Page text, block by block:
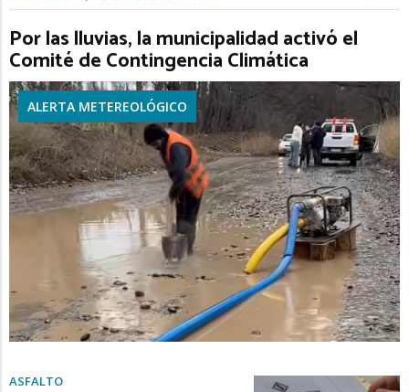
Por las lluvias, la municipalidad activó el
Comité de Contingencia Climática
ALERTA METEREOLÓGICO
ASFALTO